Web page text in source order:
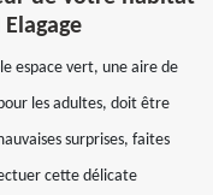
espace vert, une aire de
les adultes, doit être
surprises, faites
cette délicate